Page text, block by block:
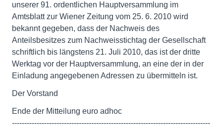
unserer 91. ordentlichen Hauptversammlung im
Amtsblatt zur Wiener Zeitung vom 25. 6. 2010 wird
bekannt gegeben, dass der Nachweis des
Anteilsbesitzes zum Nachweisstichtag der Gesellschaft
schriftlich bis längstens 21. Juli 2010, das ist der dritte
Werktag vor der Hauptversammlung, an eine der in der
Einladung angegebenen Adressen zu übermitteln ist.
Der Vorstand
Ende der Mitteilung euro adhoc
--------------------------------------------------------------------------------